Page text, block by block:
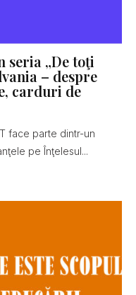
seria „De toţi
– despre
carduri de
face parte dintr-un
pe Înţelesul...